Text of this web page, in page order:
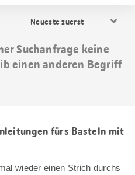
Sortierung
Suchanfrage keine
einen anderen Begriff
fürs Basteln mit
wieder einen Strich durchs